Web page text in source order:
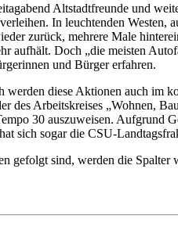
Altstadtfreunde und
In leuchtenden Westen,
zurück, mehrere Male
aufhält. Doch „die meisten
und Bürger erfahren.
werden diese Aktionen auch im
des Arbeitskreises „Wohnen,
30 auszuweisen. Aufgrund
sich sogar die CSU-
gefolgt sind, werden die